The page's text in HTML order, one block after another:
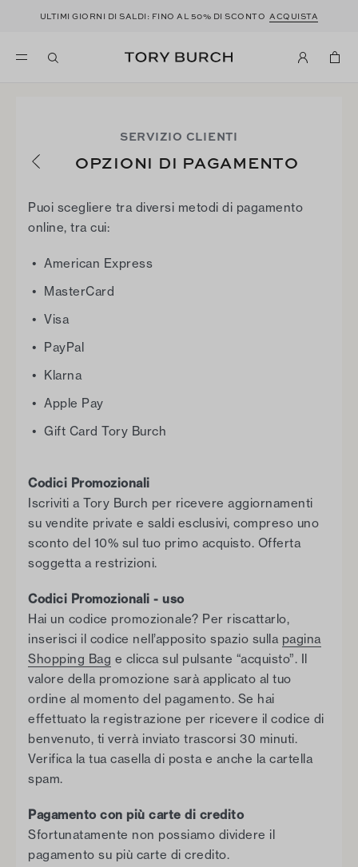
ULTIMI GIORNI DI SALDI: FINO AL 50% DI SCONTO ACQUISTA
SERVIZIO CLIENTI
OPZIONI DI PAGAMENTO
Puoi scegliere tra diversi metodi di pagamento
online, tra cui:
American Express
MasterCard
Visa
PayPal
Klarna
Apple Pay
Gift Card Tory Burch
Codici Promozionali
Iscriviti a Tory Burch per ricevere aggiornamenti
su vendite private e saldi esclusivi, compreso uno
sconto del 10% sul tuo primo acquisto. Offerta
soggetta a restrizioni.
Codici Promozionali - uso
Hai un codice promozionale? Per riscattarlo,
inserisci il codice nell’apposito spazio sulla pagina
Shopping Bag e clicca sul pulsante “acquisto”. Il
valore della promozione sarà applicato al tuo
ordine al momento del pagamento. Se hai
effettuato la registrazione per ricevere il codice di
benvenuto, ti verrà inviato trascorsi 30 minuti.
Verifica la tua casella di posta e anche la cartella
spam.
Pagamento con più carte di credito
Sfortunatamente non possiamo dividere il
pagamento su più carte di credito.